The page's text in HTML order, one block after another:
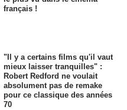
français !
"Il y a certains films qu'il vaut
mieux laisser tranquilles" :
Robert Redford ne voulait
absolument pas de remake
pour ce classique des années
70